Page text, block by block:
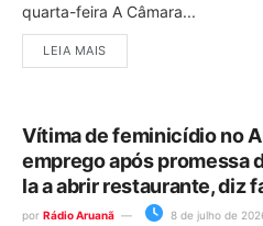
quarta-feira A Câmara...
LEIA MAIS
Vítima de feminicídio no
emprego após promessa
la a abrir restaurante, diz
por Rádio Aruanã 8 de julho de